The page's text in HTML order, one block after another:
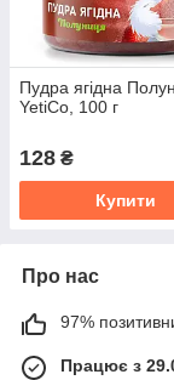
Пудра ягідна
YetiCo, 100 г
128 ₴
Купити
Про нас
97%
Працює з